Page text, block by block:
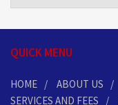
QUICK MENU
HOME ABOUT US
SERVICES AND FEES